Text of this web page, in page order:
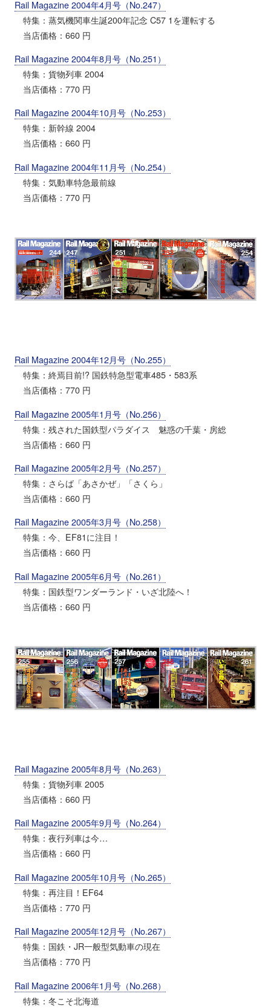
Rail Magazine 2004年4月号（No.247）
特集：蒸気機関車生誕200年記念 C57 1を運転する
当店価格：660 円
Rail Magazine 2004年8月号（No.251）
特集：貨物列車 2004
当店価格：770 円
Rail Magazine 2004年10月号（No.253）
特集：新幹線 2004
当店価格：660 円
Rail Magazine 2004年11月号（No.254）
特集：気動車特急最前線
当店価格：770 円
Rail Magazine 2004年12月号（No.255）
特集：終焉目前!? 国鉄特急型電車485・583系
当店価格：770 円
Rail Magazine 2005年1月号（No.256）
特集：残された国鉄型パラダイス 魅惑の千葉・房総
当店価格：660 円
Rail Magazine 2005年2月号（No.257）
特集：さらば「あさかぜ」「さくら」
当店価格：660 円
Rail Magazine 2005年3月号（No.258）
特集：今、EF81に注目！
当店価格：660 円
Rail Magazine 2005年6月号（No.261）
特集：国鉄型ワンダーランド・いざ北陸へ！
当店価格：660 円
Rail Magazine 2005年8月号（No.263）
特集：貨物列車 2005
当店価格：660 円
Rail Magazine 2005年9月号（No.264）
特集：夜行列車は今…
当店価格：660 円
Rail Magazine 2005年10月号（No.265）
特集：再注目！EF64
当店価格：770 円
Rail Magazine 2005年12月号（No.267）
特集：国鉄・JR一般型気動車の現在
当店価格：770 円
Rail Magazine 2006年1月号（No.268）
特集：冬こそ北海道